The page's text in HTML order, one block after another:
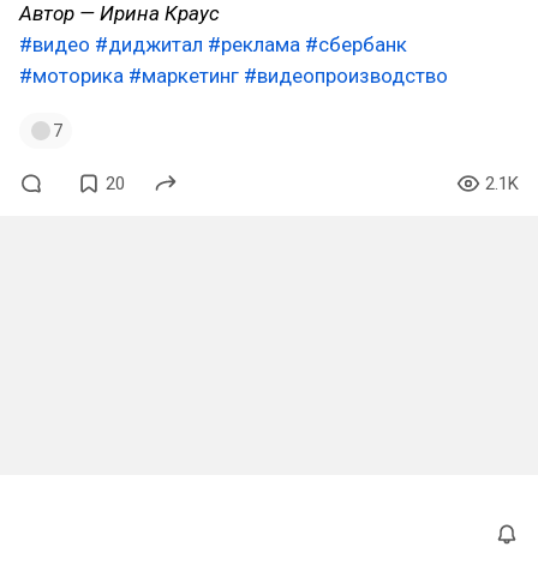
Автор — Ирина Краус
#видео #диджитал #реклама #сбербанк
#моторика #маркетинг #видеопроизводство
7
20 2.1K